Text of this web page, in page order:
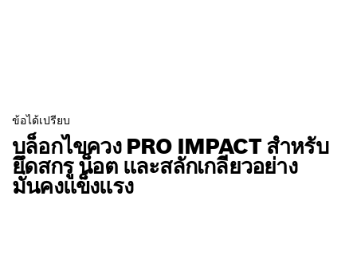
ข้อได้เปรียบ
บล็อกไขควง PRO IMPACT สำหรับ
ยึดสกรู น็อต และสลักเกลียวอย่าง
มั่นคงแข็งแรง